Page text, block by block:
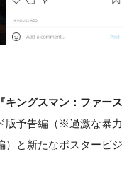
『キングスマン：ファース
版予告編（※過激な暴力
）と新たなポスタービジ